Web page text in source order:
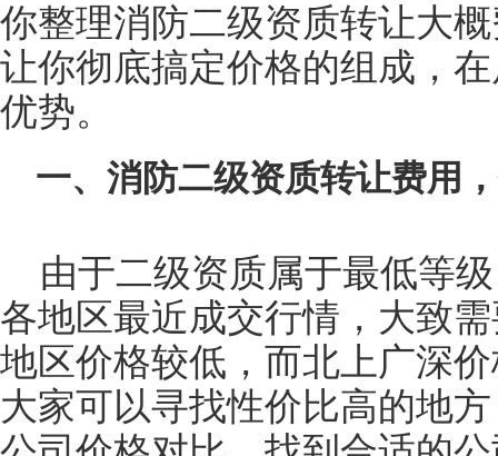
你整理消防二级资质转让大
让你彻底搞定价格的组成，
优势。
一、消防二级资质转让费用
由于二级资质属于最低等
各地区最近成交行情，大致
地区价格较低，而北上广深
大家可以寻找性价比高的地